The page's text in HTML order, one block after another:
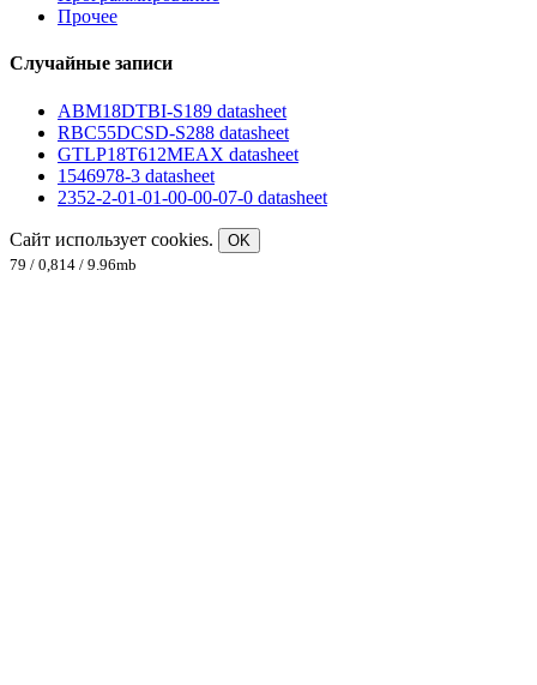
Прочее
Случайные записи
ABM18DTBI-S189 datasheet
RBC55DCSD-S288 datasheet
GTLP18T612MEAX datasheet
1546978-3 datasheet
2352-2-01-01-00-00-07-0 datasheet
Сайт использует cookies.
OK
79 / 0,814 / 9.96mb